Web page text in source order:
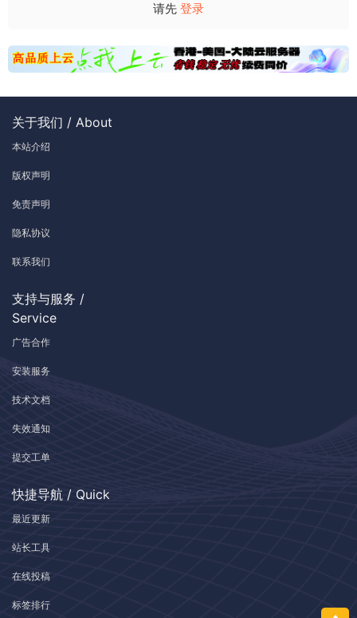
请先 登录
关于我们 / About
本站介绍
版权声明
免责声明
隐私协议
联系我们
支持与服务 /
Service
广告合作
安装服务
技术文档
失效通知
提交工单
快捷导航 / Quick
最近更新
站长工具
在线投稿
标签排行